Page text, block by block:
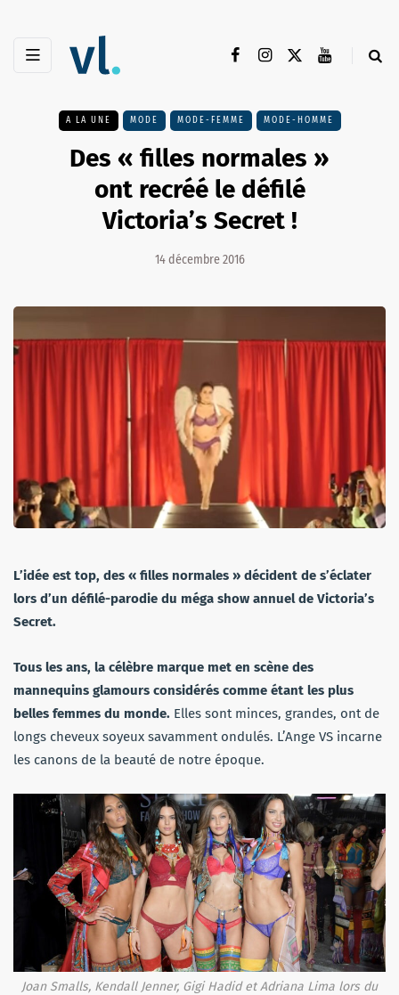
A LA UNE MODE MODE-FEMME MODE-HOMME
Des « filles normales »
ont recréé le défilé
Victoria’s Secret !
14 décembre 2016
L’idée est top, des « filles normales » décident de s’éclater
lors d’un défilé-parodie du méga show annuel de Victoria’s
Secret.
Tous les ans, la célèbre marque met en scène des
mannequins glamours considérés comme étant les plus
belles femmes du monde. Elles sont minces, grandes, ont de
longs cheveux soyeux savamment ondulés. L’Ange VS incarne
les canons de la beauté de notre époque.
Joan Smalls, Kendall Jenner, Gigi Hadid et Adriana Lima lors du